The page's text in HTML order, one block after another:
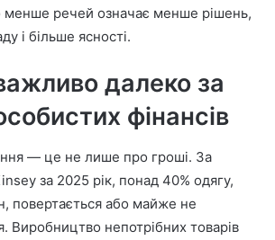
менше речей означає менше рішень,
і більше ясності.
далеко за
фінансів
— це не лише про гроші. За
за 2025 рік, понад 40% одягу,
повертається або майже не
Виробництво непотрібних товарів